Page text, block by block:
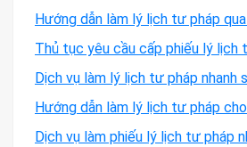
Hướng dẫn làm lý lịch tư pháp
Thủ tục yêu cầu cấp phiếu lý lịch
Dịch vụ làm lý lịch tư pháp nhanh
Hướng dẫn làm lý lịch tư pháp
Dịch vụ làm phiếu lý lịch tư pháp